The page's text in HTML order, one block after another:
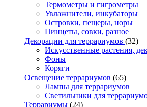
Термометры и гигрометры
Увлажнители, инкубаторы
Островки, пещеры, норы
Пинцеты, совки, разное
Декорации для террариумов (32)
Искусственные растения,
Фоны
Коряги
Освещение террариумов (65)
Лампы для террариумов
Светильники для
Террариумы (24)